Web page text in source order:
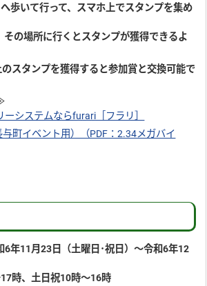
歩いて行って、スマホ上でスタンプを集め
の場所に行くとスタンプが獲得できるよ
スタンプを獲得すると参加賞と交換可能で
システムならfurari［フラリ］
町イベント用）（PDF：2.34メガバイ
6年11月23日（土曜日･祝日）～令和6年12
時、土日祝10時～16時